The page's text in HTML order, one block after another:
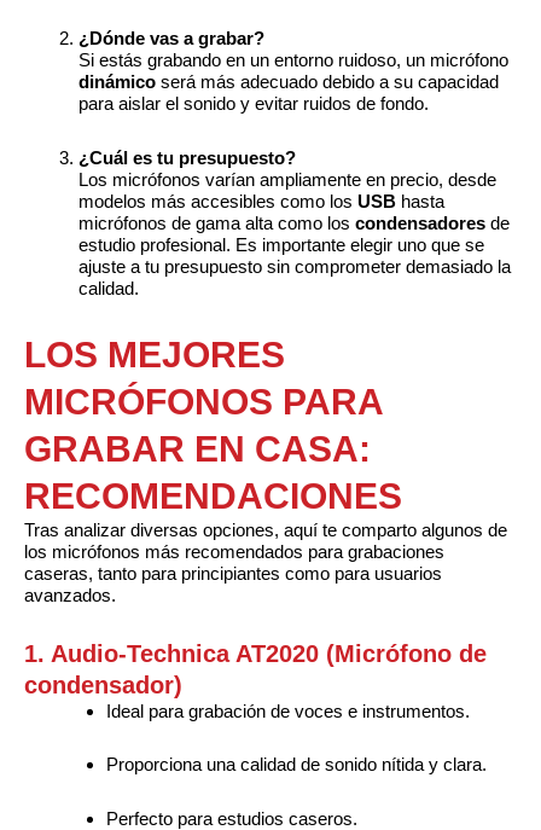
¿Dónde vas a grabar?
Si estás grabando en un entorno ruidoso, un micrófono
dinámico será más adecuado debido a su capacidad
para aislar el sonido y evitar ruidos de fondo.
¿Cuál es tu presupuesto?
Los micrófonos varían ampliamente en precio, desde
modelos más accesibles como los USB hasta
micrófonos de gama alta como los condensadores de
estudio profesional. Es importante elegir uno que se
ajuste a tu presupuesto sin comprometer demasiado la
calidad.
LOS MEJORES
MICRÓFONOS PARA
GRABAR EN CASA:
RECOMENDACIONES
Tras analizar diversas opciones, aquí te comparto algunos de
los micrófonos más recomendados para grabaciones
caseras, tanto para principiantes como para usuarios
avanzados.
1. Audio-Technica AT2020 (Micrófono de
condensador)
Ideal para grabación de voces e instrumentos.
Proporciona una calidad de sonido nítida y clara.
Perfecto para estudios caseros.